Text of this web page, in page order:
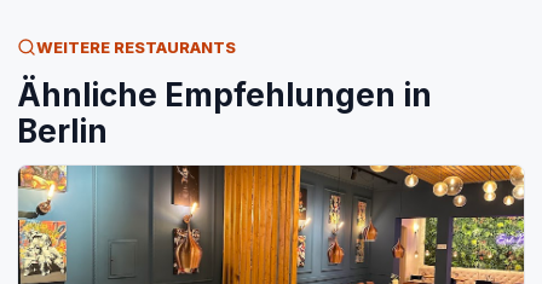
WEITERE RESTAURANTS
Ähnliche Empfehlungen in
Berlin